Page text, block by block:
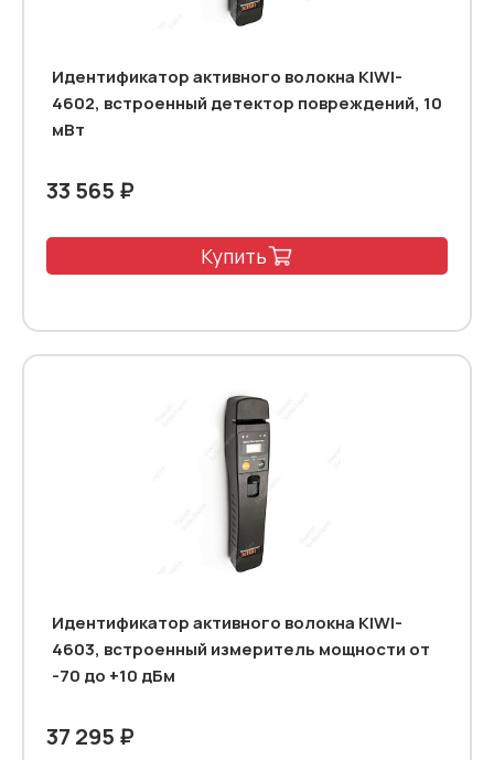
Идентификатор активного волокна KIWI-
4602, встроенный детектор повреждений, 10
мВт
33 565 ₽
Купить
Идентификатор активного волокна KIWI-
4603, встроенный измеритель мощности от
-70 до +10 дБм
37 295 ₽